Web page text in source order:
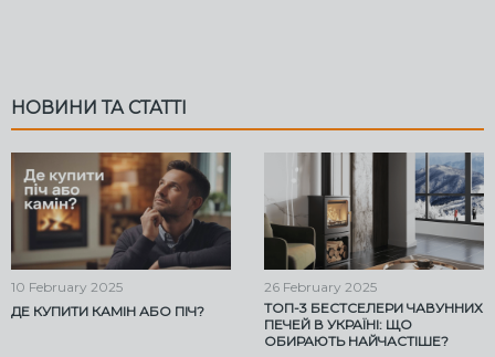
НОВИНИ ТА СТАТТІ
26 February 2025
ТОП-3 БЕСТСЕЛЕРИ ЧАВУННИХ
26 February 2025
ЧАВУННІ ПЕЧІ RAVAN:
ІДЕАЛЬНЕ ПОЄДНАННЯ
ЕФЕКТИВНОСТІ ТА СТИЛЮ ДЛЯ